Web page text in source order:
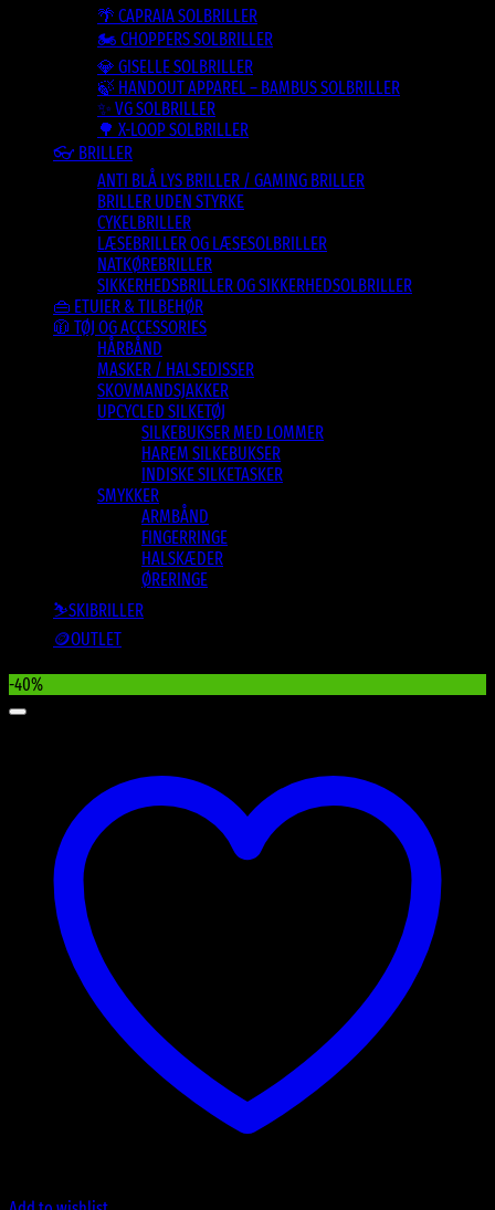
🌴 CAPRAIA SOLBRILLER
🏍️ CHOPPERS SOLBRILLER
💎 GISELLE SOLBRILLER
🍃 HANDOUT APPAREL – BAMBUS SOLBRILLER
✨ VG SOLBRILLER
🌳 X-LOOP SOLBRILLER
👓 BRILLER
ANTI BLÅ LYS BRILLER / GAMING BRILLER
BRILLER UDEN STYRKE
CYKELBRILLER
LÆSEBRILLER OG LÆSESOLBRILLER
NATKØREBRILLER
SIKKERHEDSBRILLER OG SIKKERHEDSOLBRILLER
👜 ETUIER & TILBEHØR
🧥 TØJ OG ACCESSORIES
HÅRBÅND
MASKER / HALSEDISSER
SKOVMANDSJAKKER
UPCYCLED SILKETØJ
SILKEBUKSER MED LOMMER
HAREM SILKEBUKSER
INDISKE SILKETASKER
SMYKKER
ARMBÅND
FINGERRINGE
HALSKÆDER
ØRERINGE
⛷️SKIBRILLER
🪙OUTLET
-40%